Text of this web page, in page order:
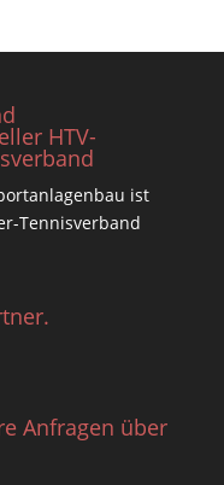
HTV-
Anfragen über